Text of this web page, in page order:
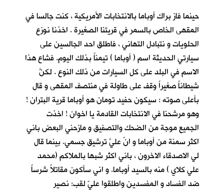
حينما فاز براك أوباما بالانتخابات الأمريكية ، كنت جالسا في
المقهى الخاص بالسمر في قريتنا الصغيرة . اخذنا نوزع
الحلويات و نتبادل التهاني ، فاطلق احد الجالسين على
سيارتي الحديثة اسم ( أوباما ) تيمناً بذلك اليوم. فشاع هذا
الاسم في البلد على كل السيارات من ذلك النوع . لكنَّ
شيطاناً صغيراً وقف على طاولة في منتصف المقهى و قال
بأعلى صوته : سيكون حفيد تومان هو أوباما قرية البتران !
وهو مرشحنا في الانتخابات القادمة يا اخوان ! اخذت
الجميع موجة من الضحك والتصفيق و مازحني البعض باني
اكثر سمنة من أوباما و انّ عليَّ ترشيق جسمي. بينما قال
لي الاصدقاء الاخرون ، باني اكثر شبها بالملاكم (محمد
علي كلاي ) منه بالسيد أوباما. و اني سأكون مقاتلاً شرساً
ضد الفساد و المفسدين واطلقوا عليّ لقب: نصير